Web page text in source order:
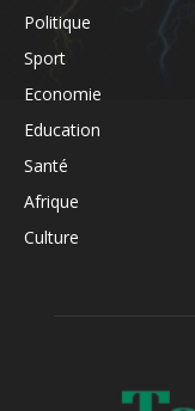
Politique
Sport
Economie
Education
Santé
Afrique
Culture